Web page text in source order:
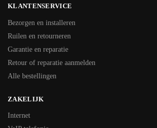
KLANTENSERVICE
Bezorgen en installeren
Ruilen en retourneren
Garantie en reparatie
Retour of reparatie aanmelden
Alle bestellingen
ZAKELIJK
Internet